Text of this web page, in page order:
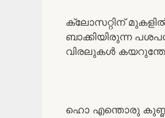
ക്ലോസറ്റിന്
ബാക്കിയിരുന്ന
വിരലുകൾ
ഹൊ എന്തൊരു